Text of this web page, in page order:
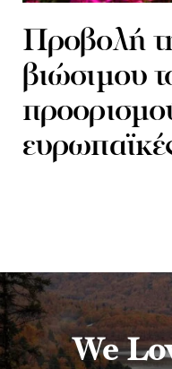
Προβολή
βιώσιμου
We